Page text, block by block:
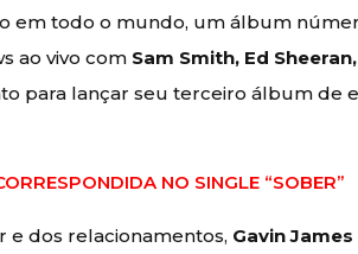
em todo o mundo, um álbum
ao vivo com Sam Smith, Ed
para lançar seu terceiro álbum de
NO SINGLE “SOBER”
e dos relacionamentos, Gavin James